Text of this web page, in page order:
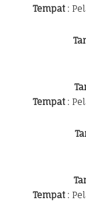
Tempat:
Tempat:
Tempat: